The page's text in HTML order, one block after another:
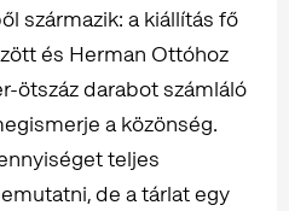
származik: a kiállítás fő
és Herman Ottóhoz
ötszáz darabot számláló
a közönség.
teljes
de a tárlat egy